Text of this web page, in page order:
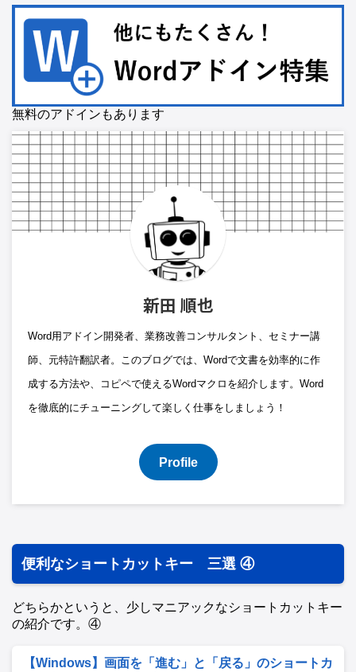
無料のアドインもあります
新田 順也
Word用アドイン開発者、業務改善コンサルタント、セミナー講
師、元特許翻訳者。このブログでは、Wordで文書を効率的に作
成する方法や、コピペで使えるWordマクロを紹介します。Word
を徹底的にチューニングして楽しく仕事をしましょう！
Profile
便利なショートカットキー 三選 ④
どちらかというと、少しマニアックなショートカットキー
の紹介です。④
【Windows】画面を「進む」と「戻る」のショートカ